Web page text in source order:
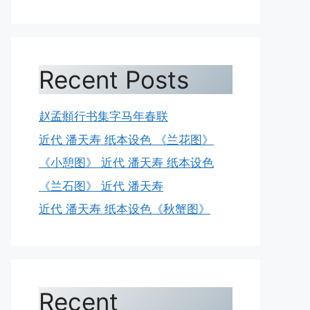
Recent Posts
赵孟頫行书集字马年春联
近代 潘天寿 纸本设色 《兰花图》
《小憩图》 近代 潘天寿 纸本设色
《兰石图》 近代 潘天寿
近代 潘天寿 纸本设色《秋蟹图》
Recent